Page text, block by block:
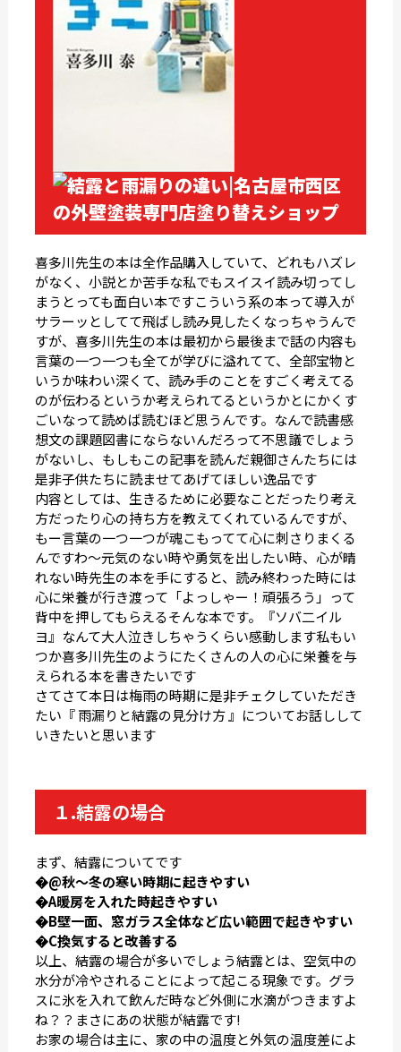
喜多川先生の本は全作品購入していて、どれもハズレ
がなく、小説とか苦手な私でもスイスイ読み切ってし
まうとっても面白い本ですこういう系の本って導入が
サラーッとしてて飛ばし読み見したくなっちゃうんで
すが、喜多川先生の本は最初から最後まで話の内容も
言葉の一つ一つも全てが学びに溢れてて、全部宝物と
いうか味わい深くて、読み手のことをすごく考えてる
のが伝わるというか考えられてるというかとにかくす
ごいなって読めば読むほど思うんです。なんで読書感
想文の課題図書にならないんだろって不思議でしょう
がないし、もしもこの記事を読んだ親御さんたちには
是非子供たちに読ませてあげてほしい逸品です
内容としては、生きるために必要なことだったり考え
方だったり心の持ち方を教えてくれているんですが、
もー言葉の一つ一つが魂こもってて心に刺さりまくる
んですわ〜元気のない時や勇気を出したい時、心が晴
れない時先生の本を手にすると、読み終わった時には
心に栄養が行き渡って「よっしゃー！頑張ろう」って
背中を押してもらえるそんな本です。『ソバ二イル
ヨ』なんて大人泣きしちゃうくらい感動します私もい
つか喜多川先生のようにたくさんの人の心に栄養を与
えられる本を書きたいです
さてさて本日は梅雨の時期に是非チェクしていただき
たい『 雨漏りと結露の見分け方 』についてお話しして
いきたいと思います
１.結露の場合
まず、結露についてです
�@秋〜冬の寒い時期に起きやすい
�A暖房を入れた時起きやすい
�B壁一面、窓ガラス全体など広い範囲で起きやすい
�C換気すると改善する
以上、結露の場合が多いでしょう結露とは、空気中の
水分が冷やされることによって起こる現象です。グラ
スに氷を入れて飲んだ時など外側に水滴がつきますよ
ね？？まさにあの状態が結露です!
お家の場合は主に、家の中の温度と外気の温度差によ